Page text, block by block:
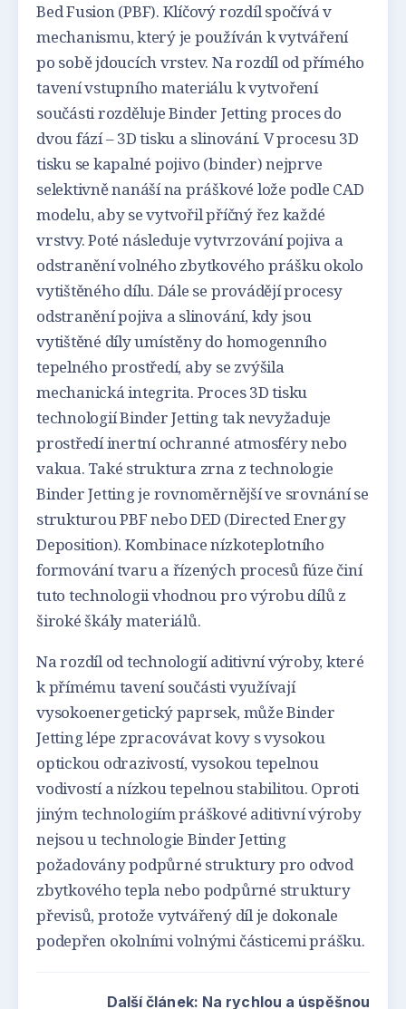
Bed Fusion (PBF). Klíčový rozdíl spočívá v
mechanismu, který je používán k vytváření
po sobě jdoucích vrstev. Na rozdíl od přímého
tavení vstupního materiálu k vytvoření
součásti rozděluje Binder Jetting proces do
dvou fází – 3D tisku a slinování. V procesu 3D
tisku se kapalné pojivo (binder) nejprve
selektivně nanáší na práškové lože podle CAD
modelu, aby se vytvořil příčný řez každé
vrstvy. Poté následuje vytvrzování pojiva a
odstranění volného zbytkového prášku okolo
vytištěného dílu. Dále se provádějí procesy
odstranění pojiva a slinování, kdy jsou
vytištěné díly umístěny do homogenního
tepelného prostředí, aby se zvýšila
mechanická integrita. Proces 3D tisku
technologií Binder Jetting tak nevyžaduje
prostředí inertní ochranné atmosféry nebo
vakua. Také struktura zrna z technologie
Binder Jetting je rovnoměrnější ve srovnání se
strukturou PBF nebo DED (Directed Energy
Deposition). Kombinace nízkoteplotního
formování tvaru a řízených procesů fúze činí
tuto technologii vhodnou pro výrobu dílů z
široké škály materiálů.
Na rozdíl od technologií aditivní výroby, které
k přímému tavení součásti využívají
vysokoenergetický paprsek, může Binder
Jetting lépe zpracovávat kovy s vysokou
optickou odrazivostí, vysokou tepelnou
vodivostí a nízkou tepelnou stabilitou. Oproti
jiným technologiím práškové aditivní výroby
nejsou u technologie Binder Jetting
požadovány podpůrné struktury pro odvod
zbytkového tepla nebo podpůrné struktury
převisů, protože vytvářený díl je dokonale
podepřen okolními volnými částicemi prášku.
Další článek: Na rychlou a úspěšnou